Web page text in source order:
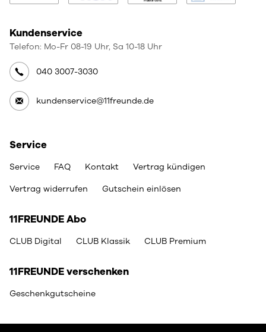
Kundenservice
Telefon: Mo-Fr 08-19 Uhr, Sa 10-18 Uhr
040 3007-3030
kundenservice@11freunde.de
Service
Service FAQ Kontakt Vertrag kündigen
Vertrag widerrufen Gutschein einlösen
11FREUNDE Abo
CLUB Digital CLUB Klassik CLUB Premium
11FREUNDE verschenken
Geschenkgutscheine